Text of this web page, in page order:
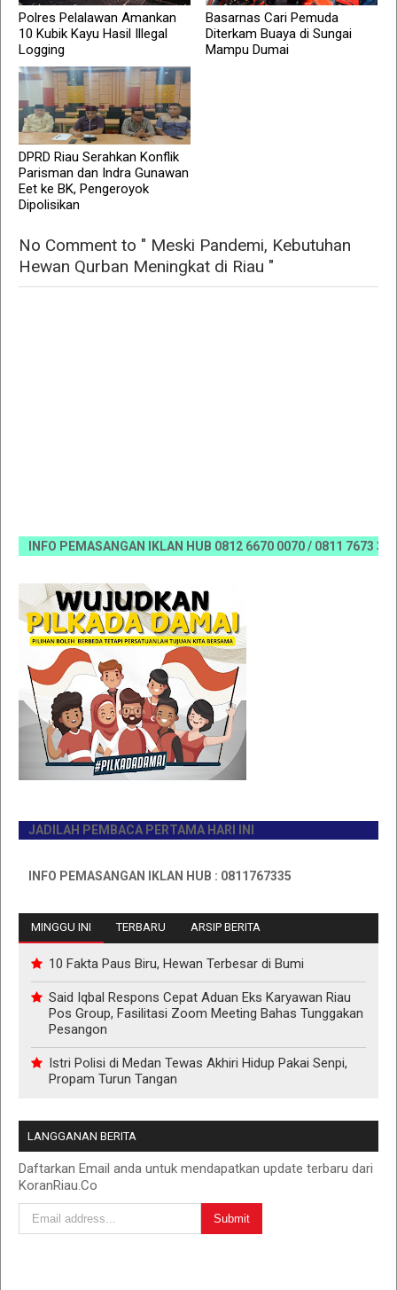
Polres Pelalawan Amankan
10 Kubik Kayu Hasil Illegal
Logging
Basarnas Cari Pemuda
Diterkam Buaya di Sungai
Mampu Dumai
DPRD Riau Serahkan Konflik
Parisman dan Indra Gunawan
Eet ke BK, Pengeroyok
Dipolisikan
No Comment to " Meski Pandemi, Kebutuhan
Hewan Qurban Meningkat di Riau "
INFO PEMASANGAN IKLAN HUB 0812 6670 0070 / 0811 7673 35,
JADILAH PEMBACA PERTAMA HARI INI
INFO PEMASANGAN IKLAN HUB : 0811767335
MINGGU INI TERBARU ARSIP BERITA
10 Fakta Paus Biru, Hewan Terbesar di Bumi
Said Iqbal Respons Cepat Aduan Eks Karyawan Riau
Pos Group, Fasilitasi Zoom Meeting Bahas Tunggakan
Pesangon
Istri Polisi di Medan Tewas Akhiri Hidup Pakai Senpi,
Propam Turun Tangan
LANGGANAN BERITA
Daftarkan Email anda untuk mendapatkan update terbaru dari
KoranRiau.Co